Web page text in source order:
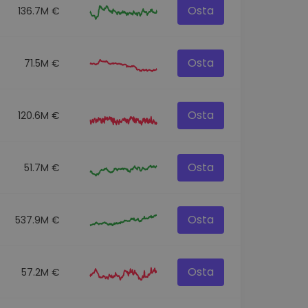
136.7M € Osta
71.5M € Osta
120.6M € Osta
51.7M € Osta
537.9M € Osta
57.2M € Osta